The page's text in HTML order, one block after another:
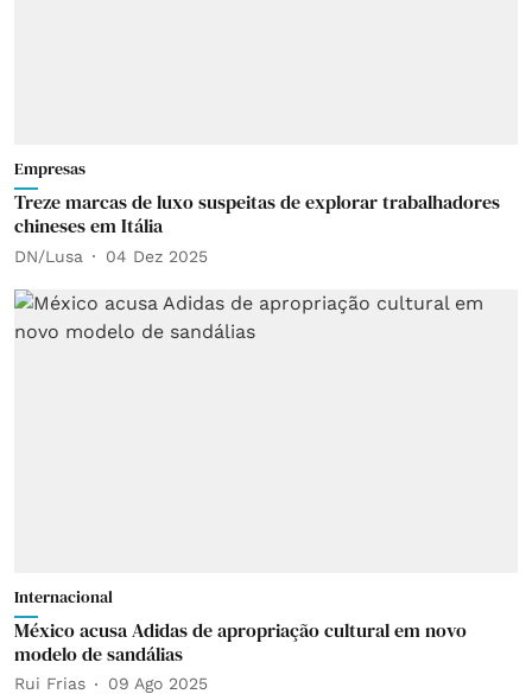
Empresas
Treze marcas de luxo suspeitas de explorar trabalhadores
chineses em Itália
DN/Lusa 04 Dez 2025
Internacional
México acusa Adidas de apropriação cultural em novo
modelo de sandálias
Rui Frias 09 Ago 2025